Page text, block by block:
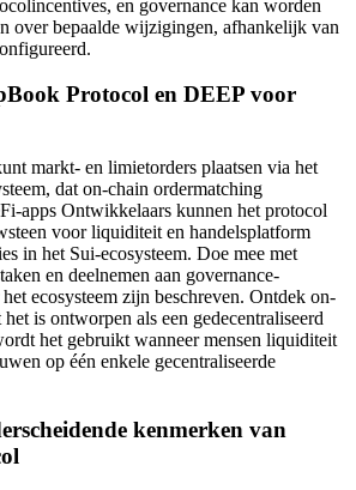
en governance kan worden
over bepaalde wijzigingen, afhankelijk van
Protocol en DEEP voor
markt- en limietorders plaatsen via het
dat on-chain ordermatching
apps Ontwikkelaars kunnen het protocol
voor liquiditeit en handelsplatform
in het Sui-ecosysteem. Doe mee met
en deelnemen aan governance-
ecosysteem zijn beschreven. Ontdek on-
is ontworpen als een gedecentraliseerd
het gebruikt wanneer mensen liquiditeit
op één enkele gecentraliseerde
kenmerken van